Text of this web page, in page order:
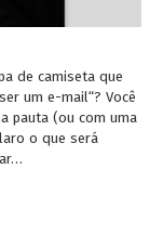
de camiseta que
um e-mail“? Você
pauta (ou com uma
o que será